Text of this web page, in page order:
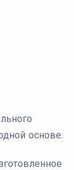
основе.